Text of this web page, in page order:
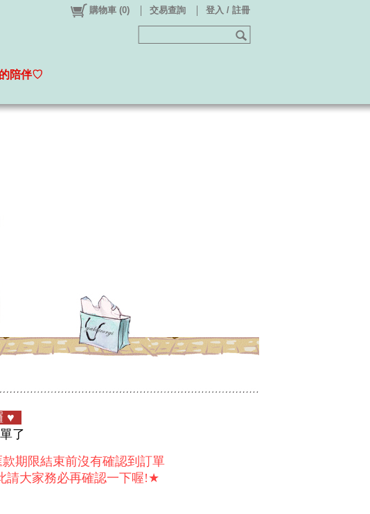
購物車 (0) 交易查詢 登入 / 註冊
陪伴♡